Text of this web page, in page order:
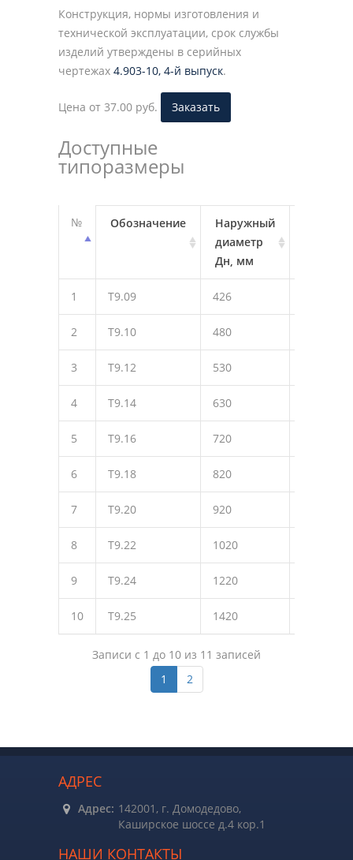
Конструкция, нормы изготовления и
технической эксплуатации, срок службы
изделий утверждены в серийных
чертежах 4.903-10, 4-й выпуск.
Цена от 37.00 руб. Заказать
Доступные
типоразмеры
№ Обозначение
Наружный
диаметр
Дн, мм
1 Т9.09 426
2 Т9.10 480
3 Т9.12 530
4 Т9.14 630
5 Т9.16 720
6 Т9.18 820
7 Т9.20 920
8 Т9.22 1020
9 Т9.24 1220
10 Т9.25 1420
Записи с 1 до 10 из 11 записей
1
2
АДРЕС
Адрес: 142001, г. Домодедово,
Каширское шоссе д.4 кор.1
НАШИ КОНТАКТЫ